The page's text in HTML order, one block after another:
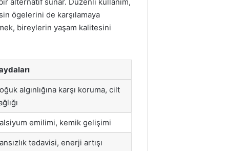
ögelerini de karşılamaya
bireylerin yaşam kalitesini
algınlığına karşı koruma, cilt
emilimi, kemik gelişimi
tedavisi, enerji artışı